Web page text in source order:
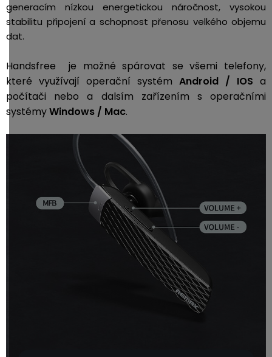
generacím nízkou energetickou náročnost, vysokou
stabilitu připojení a schopnost přenosu velkého objemu
dat.
Handsfree je možné spárovat se všemi telefony,
které využívají operační systém Android / IOS a
počítači nebo a dalsím zařízením s operačními
systémyWindows / Mac.